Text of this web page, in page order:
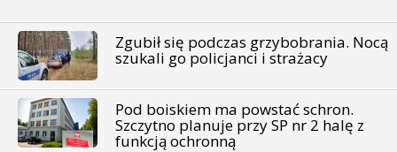
Zgubił się podczas grzybobrania. Nocą
szukali go policjanci i strażacy
Pod boiskiem ma powstać schron.
Szczytno planuje przy SP nr 2 halę z
funkcją ochronną